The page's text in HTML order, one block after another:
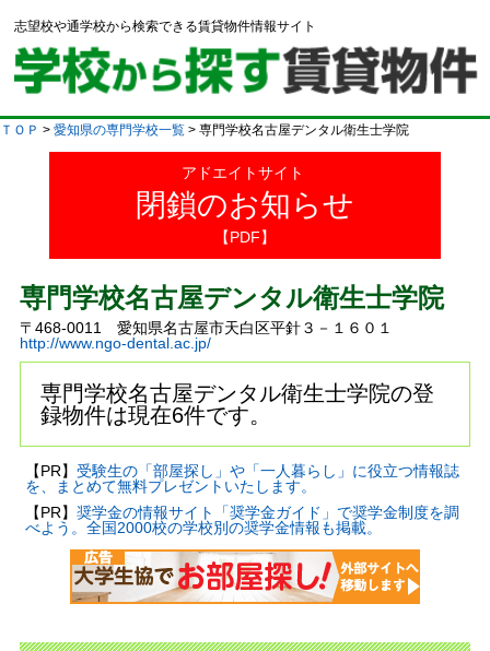
志望校や通学校から検索できる賃貸物件情報サイト
ＴＯＰ > 愛知県の専門学校一覧 > 専門学校名古屋デンタル衛生士学院
アドエイトサイト
閉鎖のお知らせ
【PDF】
専門学校名古屋デンタル衛生士学院
〒468-0011 愛知県名古屋市天白区平針３－１６０１
http://www.ngo-dental.ac.jp/
専門学校名古屋デンタル衛生士学院の登
録物件は現在6件です。
【PR】 受験生の「部屋探し」や「一人暮らし」に役立つ情報誌
を、まとめて無料プレゼントいたします。
【PR】 奨学金の情報サイト「奨学金ガイド」で奨学金制度を調
べよう。全国2000校の学校別の奨学金情報も掲載。